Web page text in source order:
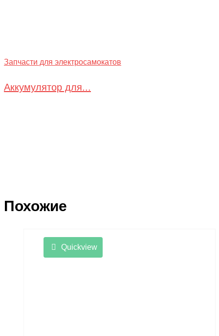
Запчасти для электросамокатов
Аккумулятор для...
Похожие
Quickview